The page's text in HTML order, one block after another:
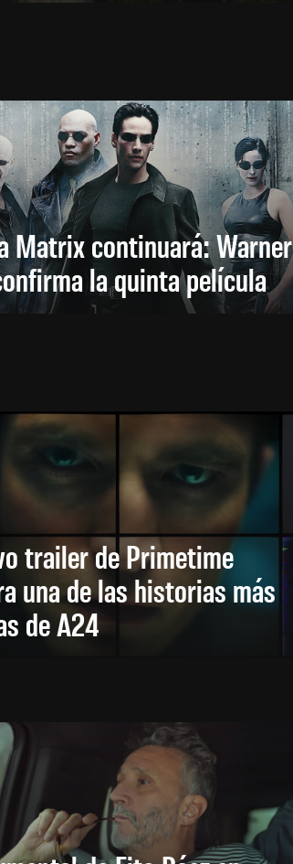
Matrix continuará: Warner
la quinta película
trailer de Primetime
una de las historias más
de A24